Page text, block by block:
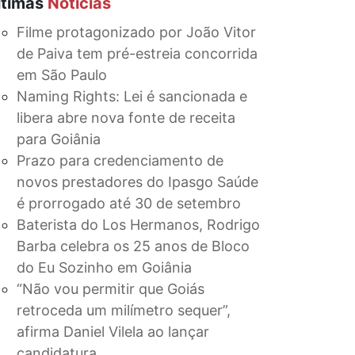
Filme protagonizado por João Vitor
de Paiva tem pré-estreia concorrida
em São Paulo
Naming Rights: Lei é sancionada e
libera abre nova fonte de receita
para Goiânia
Prazo para credenciamento de
novos prestadores do Ipasgo Saúde
é prorrogado até 30 de setembro
Baterista do Los Hermanos, Rodrigo
Barba celebra os 25 anos de Bloco
do Eu Sozinho em Goiânia
“Não vou permitir que Goiás
retroceda um milímetro sequer”,
afirma Daniel Vilela ao lançar